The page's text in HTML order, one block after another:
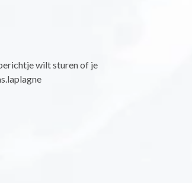
wilt sturen of je